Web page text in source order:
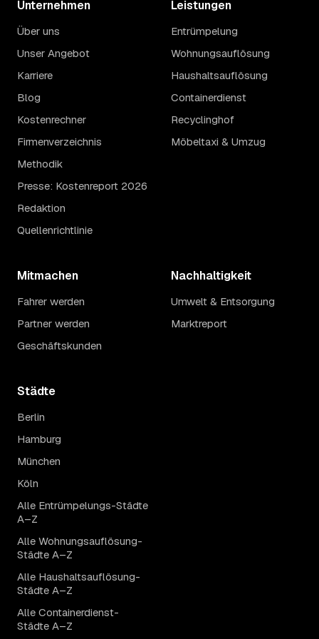
Unternehmen
Über uns
Unser Angebot
Karriere
Blog
Kostenrechner
Firmenverzeichnis
Methodik
Presse: Kostenreport 2026
Redaktion
Quellenrichtlinie
Leistungen
Entrümpelung
Wohnungsauflösung
Haushaltsauflösung
Containerdienst
Recyclinghof
Möbeltaxi & Umzug
Mitmachen
Fahrer werden
Partner werden
Geschäftskunden
Nachhaltigkeit
Umwelt & Entsorgung
Marktreport
Städte
Berlin
Hamburg
München
Köln
Alle Entrümpelungs-Städte
A–Z
Alle Wohnungsauflösung-
Städte A–Z
Alle Haushaltsauflösung-
Städte A–Z
Alle Containerdienst-
Städte A–Z